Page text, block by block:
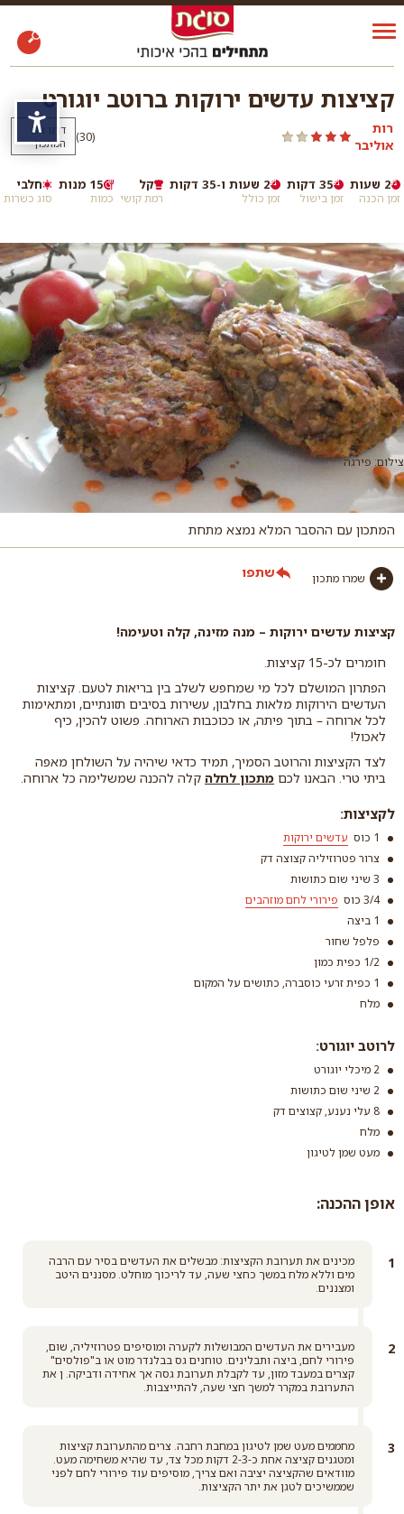
קציצות עדשים ירוקות ברוטב יוגורט
רות
אוליבר
(30
)
דרגו את
המתכון
זמן הכנה
2 שעות
זמן בישול
35 דקות
זמן כולל
2 שעות ו-35 דקות
רמת קושי
קל
כמות
15 מנות
סוג כשרות
חלבי
צילום: פירגה
המתכון עם ההסבר המלא נמצא מתחת
שמרו מתכון שתפו
קציצות עדשים ירוקות – מנה מזינה, קלה וטעימה!
חומרים לכ-15 קציצות.
הפתרון המושלם לכל מי שמחפש לשלב בין בריאות לטעם. קציצות
העדשים הירוקות מלאות בחלבון, עשירות בסיבים תזונתיים, ומתאימות
לכל ארוחה – בתוך פיתה, או ככוכבות הארוחה. פשוט להכין, כיף
לאכול!
לצד הקציצות והרוטב הסמיך, תמיד כדאי שיהיה על השולחן מאפה
ביתי טרי. הבאנו לכם מתכון לחלה קלה להכנה שמשלימה כל ארוחה.
לקציצות:
1 כוס עדשים ירוקות
קרא עוד
צרור פטרוזיליה קצוצה דק
3 שיני שום כתושות
3/4 כוס
פירורי לחם מוזהבים
1 ביצה
פלפל שחור
1/2 כפית כמון
1 כפית זרעי כוסברה, כתושים על המקום
מלח
לרוטב יוגורט:
2 מיכלי יוגורט
2 שיני שום כתושות
8 עלי נענע, קצוצים דק
מלח
מעט שמן לטיגון
אופן ההכנה:
מכינים את תערובת הקציצות: מבשלים את העדשים בסיר עם הרבה
מים וללא מלח במשך כחצי שעה, עד לריכוך מוחלט. מסננים היטב
ומצננים.
מעבירים את העדשים המבושלות לקערה ומוסיפים פטרוזיליה, שום,
פירורי לחם, ביצה ותבלינים. טוחנים גס בבלנדר מוט או ב"פולסים"
קצרים במעבד מזון, עד לקבלת תערובת גסה אך אחידה ודביקה. ן את
התערובת במקרר למשך חצי שעה, להתייצבות.
מחממים מעט שמן לטיגון במחבת רחבה. צרים מהתערובת קציצות
ומטגנים קציצה אחת כ-2-3 דקות מכל צד, עד שהיא משחימה מעט.
מוודאים שהקציצה יציבה ואם צריך, מוסיפים עוד פירורי לחם לפני
שממשיכים לטגן את יתר הקציצות.